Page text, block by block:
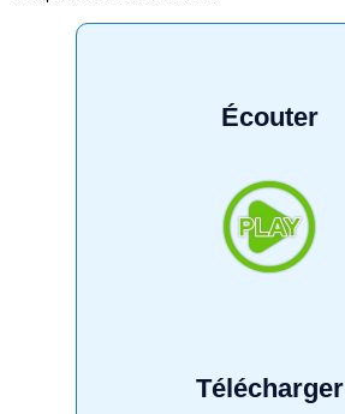
Écouter
Télécharger